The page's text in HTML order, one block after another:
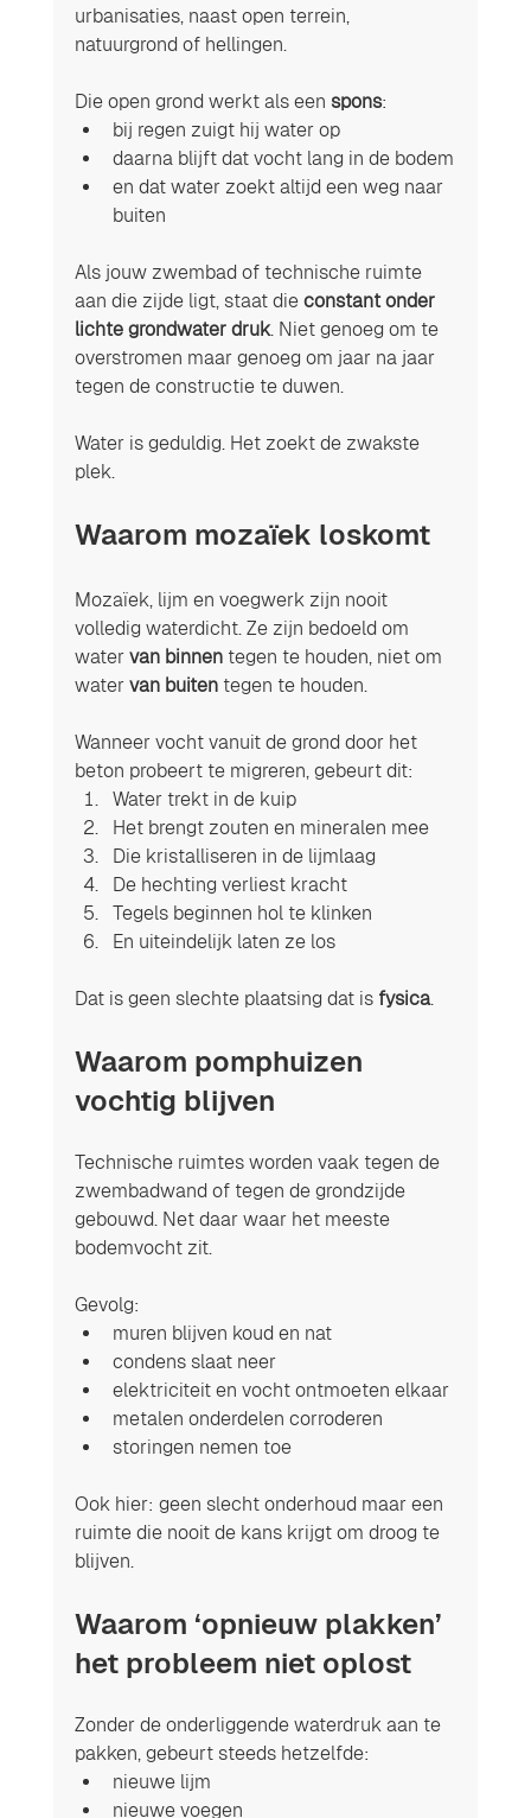
urbanisaties, naast open terrein,
natuurgrond of hellingen.
Die open grond werkt als een spons:
bij regen zuigt hij water op
daarna blijft dat vocht lang in de bodem
en dat water zoekt altijd een weg naar
buiten
Als jouw zwembad of technische ruimte
aan die zijde ligt, staat die constant onder
lichte grondwater druk. Niet genoeg om te
overstromen maar genoeg om jaar na jaar
tegen de constructie te duwen.
Water is geduldig. Het zoekt de zwakste
plek.
Waarom mozaïek loskomt
Mozaïek, lijm en voegwerk zijn nooit
volledig waterdicht. Ze zijn bedoeld om
water van binnen tegen te houden, niet om
water van buiten tegen te houden.
Wanneer vocht vanuit de grond door het
beton probeert te migreren, gebeurt dit:
Water trekt in de kuip
Het brengt zouten en mineralen mee
Die kristalliseren in de lijmlaag
De hechting verliest kracht
Tegels beginnen hol te klinken
En uiteindelijk laten ze los
Dat is geen slechte plaatsing dat is fysica.
Waarom pomphuizen
vochtig blijven
Technische ruimtes worden vaak tegen de
zwembadwand of tegen de grondzijde
gebouwd. Net daar waar het meeste
bodemvocht zit.
Gevolg:
muren blijven koud en nat
condens slaat neer
elektriciteit en vocht ontmoeten elkaar
metalen onderdelen corroderen
storingen nemen toe
Ook hier: geen slecht onderhoud maar een
ruimte die nooit de kans krijgt om droog te
blijven.
Waarom ‘opnieuw plakken’
het probleem niet oplost
Zonder de onderliggende waterdruk aan te
pakken, gebeurt steeds hetzelfde:
nieuwe lijm
nieuwe voegen